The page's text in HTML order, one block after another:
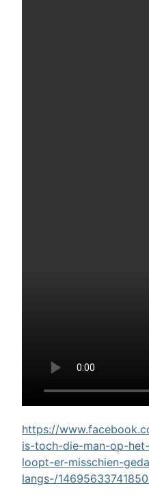
https://
is-toch-die-man-op-
loopt-er-misschien-
langs-/